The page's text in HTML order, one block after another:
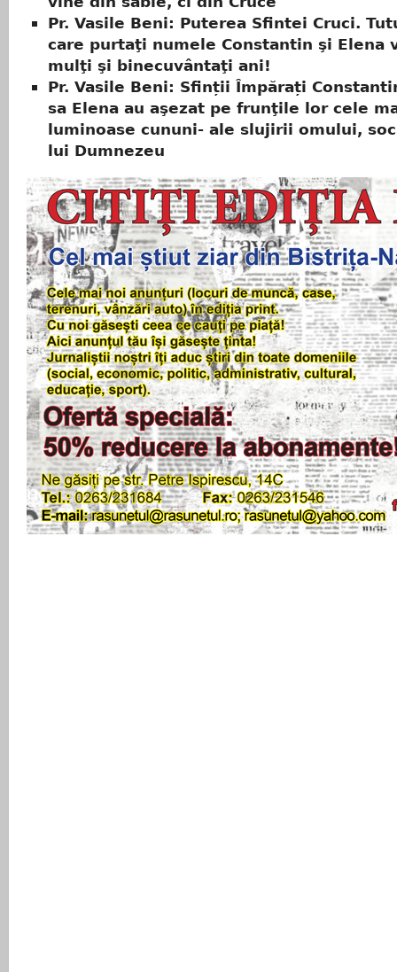
Pr. Vasile Beni: Puterea Sfintei Cruci.
care purtaţi numele Constantin şi Elena
mulţi şi binecuvântaţi ani!
Pr. Vasile Beni: Sfinții Împărați
sa Elena au aşezat pe frunţile lor cele
luminoase cununi- ale slujirii omului,
lui Dumnezeu